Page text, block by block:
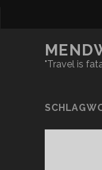
"Travel is